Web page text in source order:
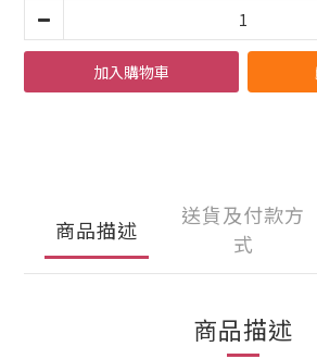
加入購物車
商品描述
送貨及付款方
式
商品描述